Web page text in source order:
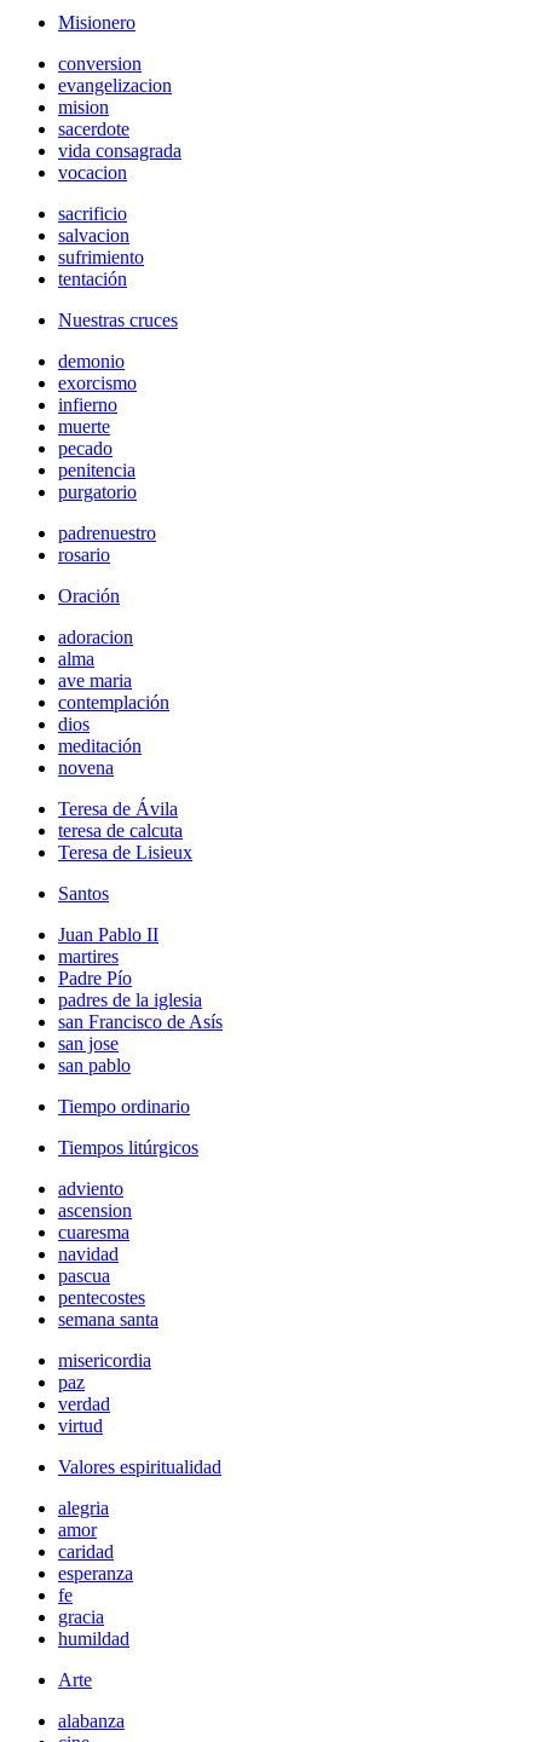
Misionero
conversion
evangelizacion
mision
sacerdote
vida consagrada
vocacion
sacrificio
salvacion
sufrimiento
tentación
Nuestras cruces
demonio
exorcismo
infierno
muerte
pecado
penitencia
purgatorio
padrenuestro
rosario
Oración
adoracion
alma
ave maria
contemplación
dios
meditación
novena
Teresa de Ávila
teresa de calcuta
Teresa de Lisieux
Santos
Juan Pablo II
martires
Padre Pío
padres de la iglesia
san Francisco de Asís
san jose
san pablo
Tiempo ordinario
Tiempos litúrgicos
adviento
ascension
cuaresma
navidad
pascua
pentecostes
semana santa
misericordia
paz
verdad
virtud
Valores espiritualidad
alegria
amor
caridad
esperanza
fe
gracia
humildad
Arte
alabanza